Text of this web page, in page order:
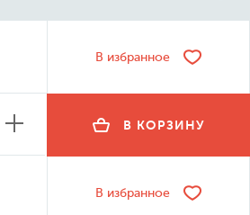
В избранное
В КОРЗИНУ
В избранное